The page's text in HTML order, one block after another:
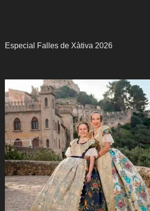
Especial Falles de Xàtiva 2026